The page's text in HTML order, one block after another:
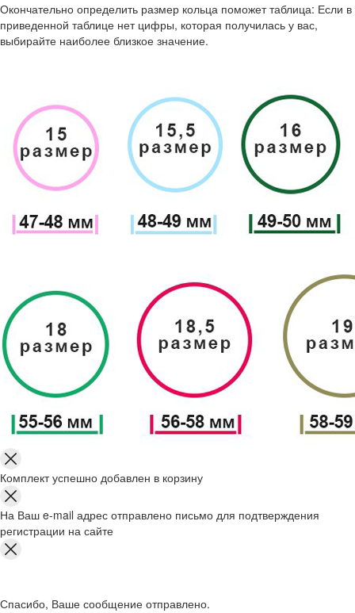
Окончательно определить размер кольца поможет таблица: Если в
приведенной таблице нет цифры, которая получилась у вас,
выбирайте наиболее близкое значение.
Комплект успешно добавлен в корзину
На Ваш e-mail адрес отправлено письмо для подтверждения
регистрации на сайте
Спасибо, Ваше сообщение отправлено.